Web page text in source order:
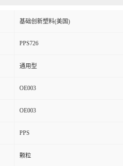
基础创新塑料(美国)
PPS726
通用型
OE003
OE003
PPS
颗粒